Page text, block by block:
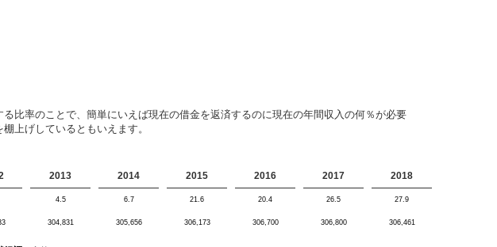
比率のことで、簡単にいえば現在の借金を返済するのに現在の年間収入の何％が必要
上げしているともいえます。
2013 2014 2015 2016 2017 2018
4.5 6.7 21.6 20.4 26.5 27.9
304,831 305,656 306,173 306,700 306,800 306,461